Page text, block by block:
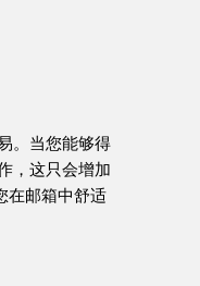
。当您能够得
，这只会增加
在邮箱中舒适